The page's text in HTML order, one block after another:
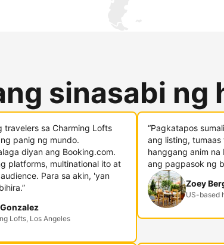
sinasabi ng
travelers sa Charming Lofts
panig ng mundo.
diyan ang Booking.com.
platforms, multinational ito at
Para sa akin, 'yan
Lofts, Los Angeles
“Pagkatapos
ang listing,
hanggang anim na
ang pagpasok ng
Zoey
US-based